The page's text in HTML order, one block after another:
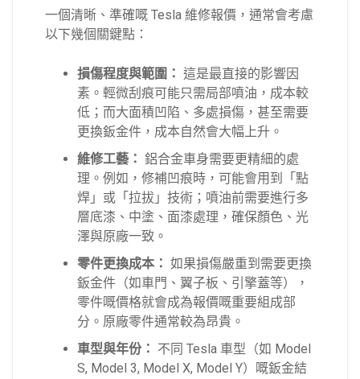
一個清晰、準確嘅 Tesla 維修報價，通常會考慮
以下幾個關鍵點：
損傷程度與範圍： 這是最直接的影響因
素。輕微刮痕可能只需局部噴油，成本較
低；而大面積凹陷、多處損傷，甚至需要
更換鈑金件，成本自然會大幅上升。
維修工藝： 鋁合金車身需要更精細的處
理。例如，修補凹痕時，可能會用到「點
焊」或「拉拔」技術；噴油前需要進行多
層底漆、中塗、面漆處理，確保顏色、光
澤與原廠一致。
零件更換成本： 如果損傷嚴重到需要更換
鈑金件（如車門、翼子板、引擎蓋等），
零件嘅價格就會成為報價嘅重要組成部
分。原廠零件通常較為昂貴。
車型與年份： 不同 Tesla 車型（如 Model
S, Model 3, Model X, Model Y）嘅鈑金結